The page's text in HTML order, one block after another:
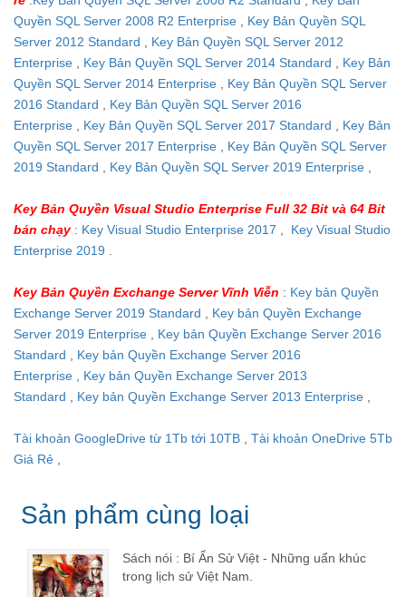
Quyền SQL Server 2008 R2 Enterprise
Key Bản Quyền SQL
Server 2012 Standard
Key Bản Quyền SQL Server 2012
Enterprise
Key Bản Quyền SQL Server 2014 Standard
Key Bản
Quyền SQL Server 2014 Enterprise
Key Bản Quyền SQL Server
2016 Standard
Key Bản Quyền SQL Server 2016
Enterprise
Key Bản Quyền SQL Server 2017 Standard
Key Bản
Quyền SQL Server 2017 Enterprise
Key Bản Quyền SQL Server
2019 Standard
Key Bản Quyền SQL Server 2019 Enterprise
Key Bản Quyền Visual Studio Enterprise Full 32 Bit và 64 Bit
bán chạy: Key Visual Studio Enterprise 2017
Key Visual Studio
Enterprise 2019
Key Bản Quyền Exchange Server Vĩnh Viễn : Key bản Quyền
Exchange Server 2019 Standard
Key bản Quyền Exchange
Server 2019 Enterprise
Key bản Quyền Exchange Server 2016
Standard
Key bản Quyền Exchange Server 2016
Enterprise
Key bản Quyền Exchange Server 2013
Standard
Key bản Quyền Exchange Server 2013 Enterprise
Tài khoản GoogleDrive từ 1Tb tới 10TB
Tài khoản OneDrive 5Tb
Giá Rẻ
Sản phẩm cùng loại
Sách nói : Bí Ẩn Sử Việt - Những uẩn khúc
trong lịch sử Việt Nam.